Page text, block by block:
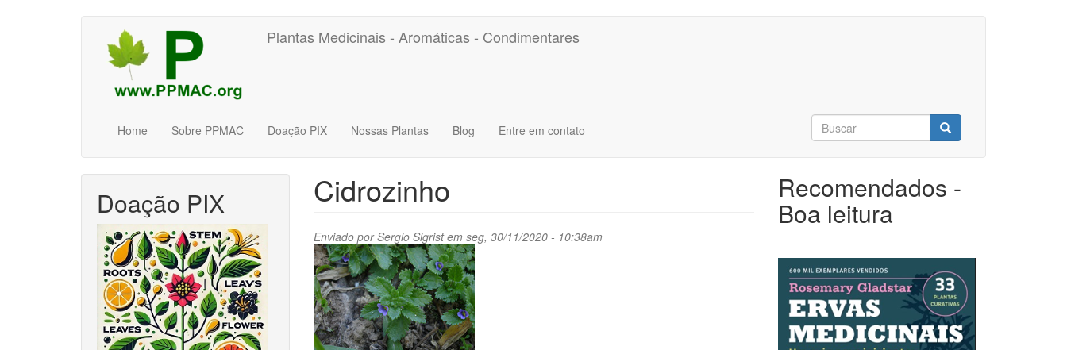
Plantas Medicinais - Aromáticas - Condimentares
Home Sobre PPMAC Doação PIX Nossas Plantas Blog Entre em contato Formulário
de
busca
Doação PIX Cidrozinho
Enviado porSergio Sigristem seg, 30/11/2020 - 10:38am
Recomendados -
Boa leitura